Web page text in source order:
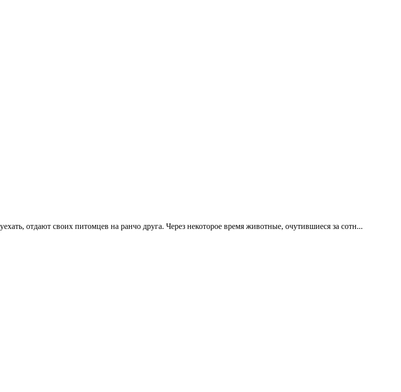
отдают своих питомцев на ранчо друга. Через некоторое время животные, очутившиеся за сотн...